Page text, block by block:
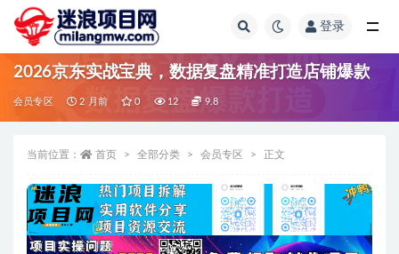
登录
2026京东实战宝典，数据复盘精准打造店铺爆款
会员专区 2 月前 0 12 9.8
当前位置： 首页 全部分类 会员专区 正文
全部